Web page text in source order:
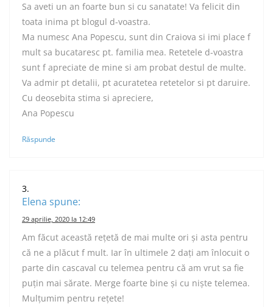
Sa aveti un an foarte bun si cu sanatate! Va felicit din
toata inima pt blogul d-voastra.
Ma numesc Ana Popescu, sunt din Craiova si imi place f
mult sa bucataresc pt. familia mea. Retetele d-voastra
sunt f apreciate de mine si am probat destul de multe.
Va admir pt detalii, pt acuratetea retetelor si pt daruire.
Cu deosebita stima si apreciere,
Ana Popescu
Răspunde
Elena spune:
29 aprilie, 2020 la 12:49
Am făcut această rețetă de mai multe ori și asta pentru
că ne a plăcut f mult. Iar în ultimele 2 dați am înlocuit o
parte din cascaval cu telemea pentru că am vrut sa fie
puțin mai sărate. Merge foarte bine și cu niște telemea.
Mulțumim pentru rețete!